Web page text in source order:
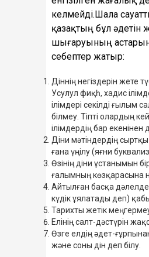
келмейді.Шала
қазақтың бұл әдетін
шығаруының
себептер жатыр:
Діннің негіздерін жете
Усулул фиқһ, хадис
ілімдері секілді ғылым
білмеу. Тіпті олардың
ілімдердің бар екенінен
Діни мәтіндердің
ғана үңілу (яғни
Өзінің діни ұстанымын
ғалымның көзқарасына
Айтылған басқа
күдік ұялатады деп)
Тарихты жетік
Елінің салт-дәстүрін
Өзге елдің әдет-
және соны дін деп білу.